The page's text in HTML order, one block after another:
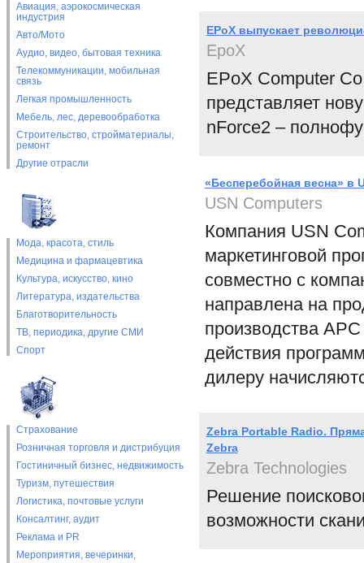
Авиация, аэрокосмическая
индустрия
Авто/Мото
Аудио, видео, бытовая техника
Телекоммуникации, мобильная
связь
Легкая промышленность
Мебель, лес, деревообработка
Строительство, стройматериалы,
ремонт
Другие отрасли
Мода, красота, стиль
Медицина и фармацевтика
Культура, искусство, кино
Литература, издательства
Благотворительность
ТВ, периодика, другие СМИ
Спорт
Страхование
Розничная торговля и дистрибуция
Гостиничный бизнес, недвижимость
Туризм, путешествия
Логистика, почтовые услуги
Консалтинг, аудит
Реклама и PR
Мероприятия, вечеринки,
EPoX выпускает
EpoX
EPoX Computer
представляет
nForce2 –
«Бесперебойная весна» в
USN Computers
Компания USN
маркетинговой
совместно с
направлена на
производства
действия
дилеру
Zebra Portable Radio.
Zebra
Zebra Technologies
Решение
возможности